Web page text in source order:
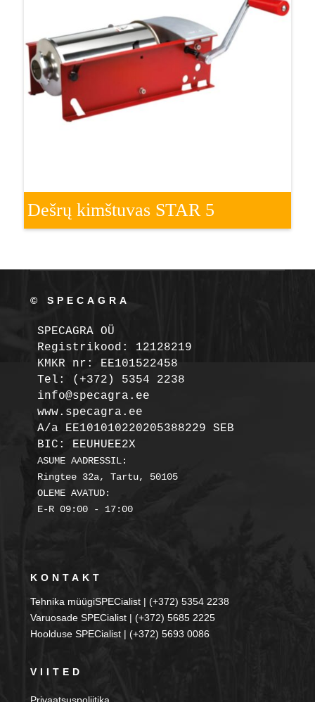
Dešrų kimštuvas STAR 5
© SPECAGRA
SPECAGRA OÜ
Registrikood: 12128219
KMKR nr: EE101522458
Tel: (+372) 5354 2238
info@specagra.ee
A/a EE101010220205388229 SEB
BIC: EEUHUEE2X
ASUME AADRESSIL:
Ringtee 32a, Tartu, 50105
OLEME AVATUD:
E-R 09:00 - 17:00
KONTAKT
Tehnika müügiSPECialist | (+372) 5354 2238
Varuosade SPECialist | (+372) 5685 2225
Hoolduse SPECialist | (+372) 5693 0086
VIITED